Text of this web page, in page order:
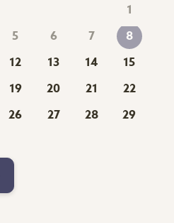
1
5 6 7
8
12 13 14
15
19 20 21
22
26 27 28
29